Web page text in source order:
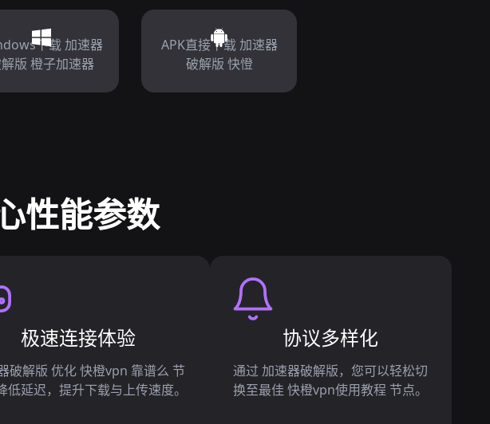
下载 加速器
版 橙子加速器
APK直接下载 加速器
破解版 快憕
性能参数
极速连接体验
破解版 优化 快橙vpn 靠谱么 节
低延迟，提升下载与上传速度。
协议多样化
通过 加速器破解版，您可以轻松切
换至最佳 快橙vpn使用教程 节点。